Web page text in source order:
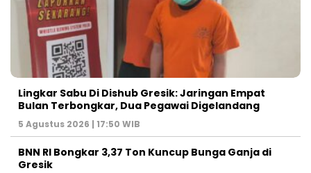
Lingkar Sabu Di Dishub Gresik: Jaringan Empat
Bulan Terbongkar, Dua Pegawai Digelandang
5 Agustus 2026 | 17:50 WIB
BNN RI Bongkar 3,37 Ton Kuncup Bunga Ganja di
Gresik